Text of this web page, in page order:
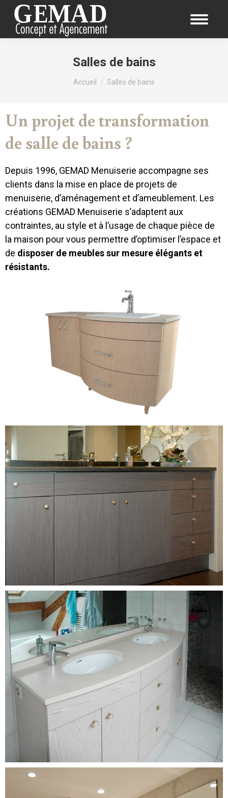
Salles de bains
Vous êtes ici :
Accueil Salles de bains
Un projet de transformation
de salle de bains ?
Depuis 1996, GEMAD Menuiserie accompagne ses
clients dans la mise en place de projets de
menuiserie, d’aménagement et d’ameublement. Les
créations GEMAD Menuiserie s’adaptent aux
contraintes, au style et à l’usage de chaque pièce de
la maison pour vous permettre d’optimiser l’espace et
de disposer de meubles sur mesure élégants et
résistants.